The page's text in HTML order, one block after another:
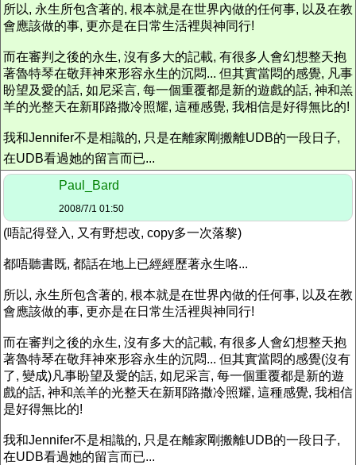
所以, 永生所包含著的, 根本就是在世界內做的任何事, 以及在教
會應該做的事, 更亦是在日常生活裡與神同行!
而在審判之後的永生, 沒有多大的記載, 有很多人會幻想整天抱
著魯特琴在敬拜神來形容永生的沉悶... 但其實當悶的感覺, 凡事
盼望及愛的話, 如尼采言, 每一個重覆都是新的遊戲的話, 神和羔
羊的光整天在新耶路撒冷照耀, 這種感覺, 我相信是好得無比的!
我和Jennifer不是相識的, 只是在離家剛搬離UDB的一段日子,
在UDB看過她的留言而已...
Paul_Bard
2008/7/1 01:50
(唔記得登入, 又有野想改, copy多一次落黎)
都唔聽書既, 都話在地上已經經歷著永生咯...
所以, 永生所包含著的, 根本就是在世界內做的任何事, 以及在教
會應該做的事, 更亦是在日常生活裡與神同行!
而在審判之後的永生, 沒有多大的記載, 有很多人會幻想整天抱
著魯特琴在敬拜神來形容永生的沉悶... 但其實當悶的感覺(沒有
了, 變成)凡事盼望及愛的話, 如尼采言, 每一個重覆都是新的遊
戲的話, 神和羔羊的光整天在新耶路撒冷照耀, 這種感覺, 我相信
是好得無比的!
我和Jennifer不是相識的, 只是在離家剛搬離UDB的一段日子,
在UDB看過她的留言而已...